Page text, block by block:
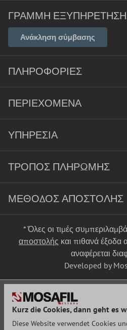
ΓΡΑΜΜΉ
Ανάκληση σύμβασης
ΠΛΗΡΟΦΟΡΊΕΣ
ΠΕΡΙΕΧΌΜΕΝΑ
ΥΠΗΡΕΣΊΑ
ΤΡΌΠΟΣ ΠΛΗΡΩΜΉΣ
ΜΈΘΟΔΟΣ ΑΠΟΣΤΟΛΉΣ
* Όλες οι τιμές
αποστολής και πιθανά
αναφέρεται
Developed by
Kurz die Cookies, dann geht es
Diese Website verwendet Cookies